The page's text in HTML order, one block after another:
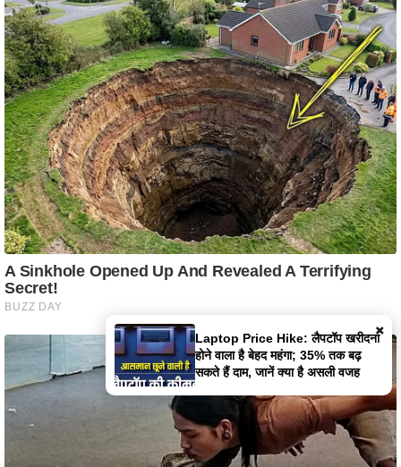
×
Laptop Price Hike: लैपटॉप खरीदना
होने वाला है बेहद महंगा; 35% तक बढ़
सकते हैं दाम, जानें क्या है असली वजह